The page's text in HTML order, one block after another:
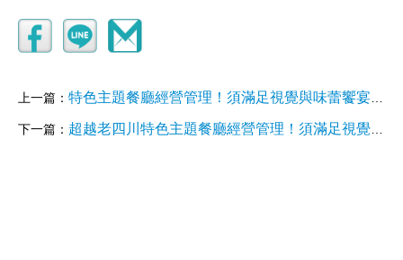
上一篇： 特色主題餐廳經營管理！須滿足視覺與味蕾饗宴！抓眼再抓心策略-詹翔霖老師2樓
下一篇： 超越老四川特色主題餐廳經營管理！須滿足視覺與味蕾饗宴！抓眼在抓心策略-詹翔霖老師東港鮪魚火鍋